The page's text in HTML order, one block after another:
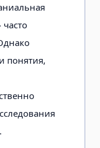
понятия,